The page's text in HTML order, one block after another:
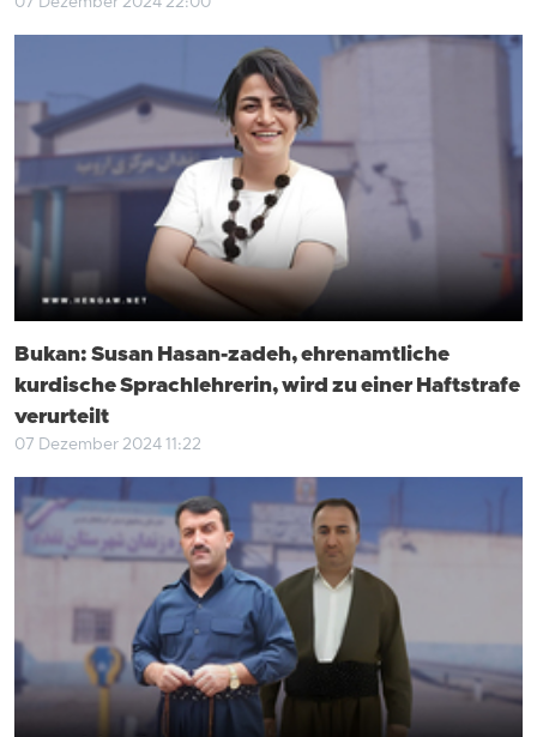
Bukan: Susan Hasan-zadeh, ehrenamtliche
kurdische Sprachlehrerin, wird zu einer Haftstrafe
verurteilt
07 Dezember 2024 11:22